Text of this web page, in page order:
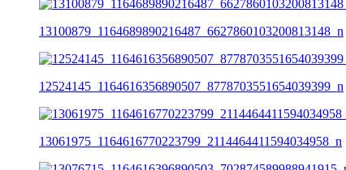
13100879_1164689890216487_6627860103200813148_n
12524145_1164616356890507_8778703551654039399_n
13061975_1164616770223799_2114464411594034958_n